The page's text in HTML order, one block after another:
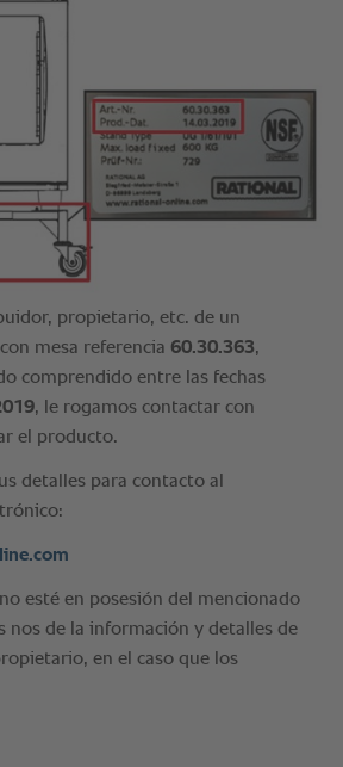
propietario, etc. de un
mesa referencia 60.30.363,
comprendido entre las fechas
, le rogamos contactar con
el producto.
detalles para contacto al
esté en posesión del mencionado
nos de la información y detalles de
en el caso que los